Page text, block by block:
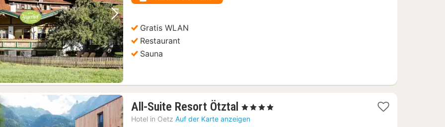
Vorheriges Bild Nächstes Bild
€
Gratis WLAN
Restaurant
Sauna
All-Suite Resort Ötztal 1
Nacht
, 4 Sterne
Hotel in Oetz Auf der Karte anzeigen